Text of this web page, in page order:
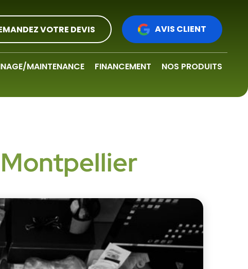
VOTRE DEVIS AVIS CLIENT
MAINTENANCE FINANCEMENT NOS PRODUITS